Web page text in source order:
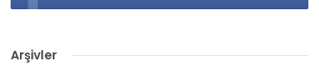
Arşivler